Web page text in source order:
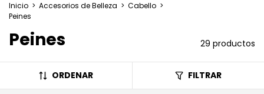
Inicio > Accesorios de Belleza > Cabello >
Peines
Peines 29 productos
ORDENAR FILTRAR